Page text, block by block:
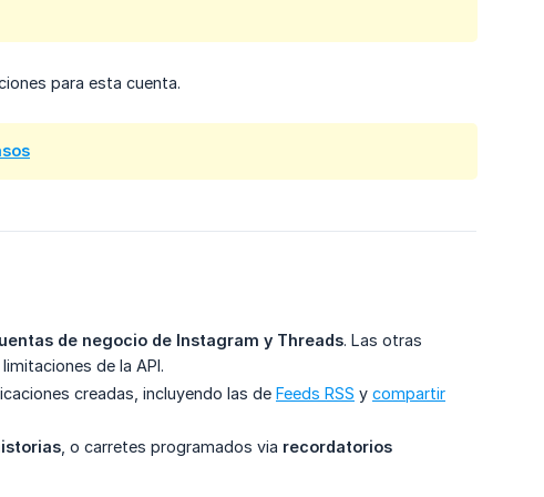
para esta cuenta.
de negocio de Instagram y Threads. Las otras
de la API.
creadas, incluyendo las de Feeds RSS y compartir
, o carretes programados via recordatorios